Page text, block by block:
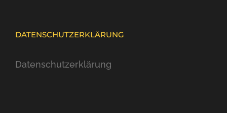
DATENSCHUTZERKLÄRUNG
Datenschutzerklärung